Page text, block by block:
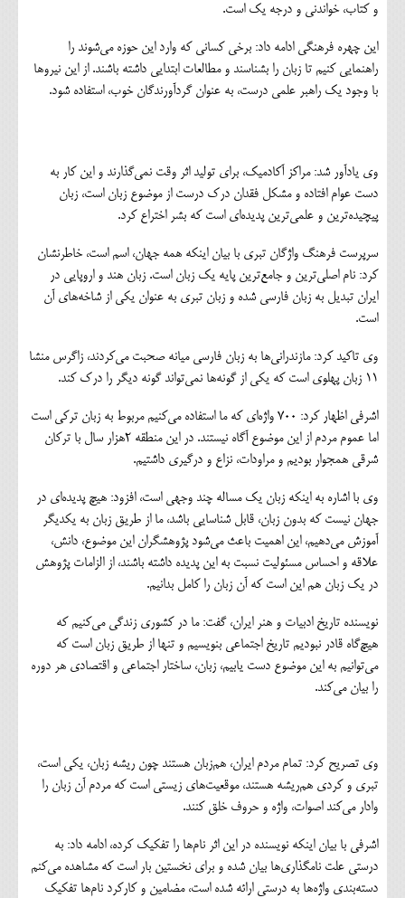
و کتاب، خواندنی و درجه یک است.
این چهره فرهنگی ادامه داد: برخی کسانی که وارد این حوزه می‌شوند را
راهنمایی کنیم تا زبان را بشناسند و مطالعات ابتدایی داشته باشند. از این نیروها
با وجود یک راهبر علمی درست، به عنوان گردآورندگان خوب، استفاده شود.
وی یادآور شد: مراکز آکادمیک، برای تولید اثر وقت نمی‌گذارند و این کار به
دست عوام افتاده و مشکل فقدان درک درست از موضوع زبان است، زبان
پیچیده‌ترین و علمی‌ترین پدیده‌ای است که بشر اختراع کرد.
سرپرست فرهنگ واژگان تبری با بیان اینکه همه جهان، اسم است، خاطرنشان
کرد: نام اصلی‌ترین و جامع‌ترین پایه یک زبان است. زبان هند و اروپایی در
ایران تبدیل به زبان فارسی شده و زبان تبری به عنوان یکی از شاخه‌های آن
است.
وی تاکید کرد: مازندرانی‌ها به زبان فارسی میانه صحبت می‌کردند، زاگرس منشا
11 زبان پهلوی است که یکی از گونه‌ها نمی‌تواند گونه دیگر را درک کند.
اشرفی اظهار کرد: 700 واژه‌ای که ما استفاده می‌کنیم مربوط به زبان ترکی است
اما عموم مردم از این موضوع آگاه نیستند. در این منطقه 2هزار سال با ترکان
شرقی همجوار بودیم و مراودات، نزاع و درگیری داشتیم.
وی با اشاره به اینکه زبان یک مساله چند وجهی است، افزود: هیچ پدیده‌ای در
جهان نیست که بدون زبان، قابل شناسایی باشد، ما از طریق زبان به یکدیگر
آموزش می‌دهیم، این اهمیت باعث می‌شود پژوهشگران این موضوع، دانش،
علاقه و احساس مسئولیت نسبت به این پدیده داشته باشند، از الزامات پژوهش
در یک زبان هم این است که آن زبان را کامل بدانیم.
نویسنده تاریخ ادبیات و هنر ایران، گفت: ما در کشوری زندگی می‌کنیم که
هیچ‌گاه قادر نبودیم تاریخ اجتماعی بنویسیم و تنها از طریق زبان است که
می‌توانیم به این موضوع دست یابیم، زبان، ساختار اجتماعی و اقتصادی هر دوره
را بیان می‌کند.
وی تصریح کرد: تمام مردم ایران، هم‌زبان هستند چون ریشه زبان، یکی است،
تبری و کردی هم‌ریشه هستند، موقعیت‌های زیستی است که مردم آن زبان را
وادار می‌کند اصوات، واژه و حروف خلق کنند.
اشرفی با بیان اینکه نویسنده در این اثر نام‌ها را تفکیک کرده، ادامه داد: به
درستی علت نامگذاری‌ها بیان شده و برای نخستین بار است که مشاهده می‌کنم
دسته‌بندی واژه‌ها به درستی ارائه شده است، مضامین و کارکرد نام‌ها تفکیک